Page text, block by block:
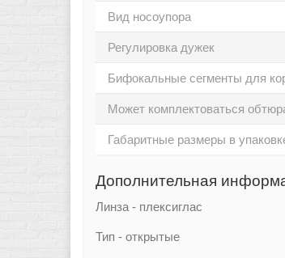
Вид носоупора
Регулировка дужек
Бифокальные сегменты для
Может комплектоваться
Габаритные размеры в
Дополнительная
Линза - плексиглас
Тип - открытые